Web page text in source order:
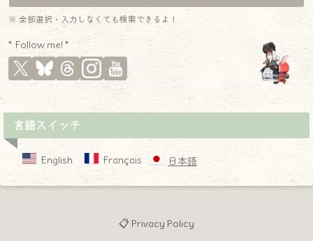
※ 全部選択・入力しなくても検索できるよ！
* Follow me! *
言語スイッチ
English Français 日本語
📋 Privacy Policy